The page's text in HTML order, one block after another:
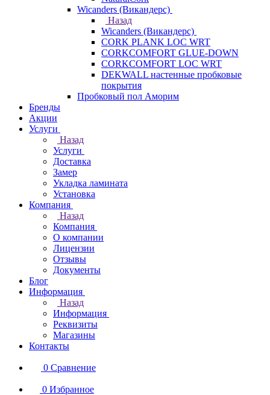
Wicanders (Викандерс)
Назад
Wicanders (Викандерс)
CORK PLANK LOC WRT
CORKCOMFORT GLUE-DOWN
CORKCOMFORT LOC WRT
DEKWALL настенные пробковые
покрытия
Пробковый пол Аморим
Бренды
Акции
Услуги
Назад
Услуги
Доставка
Замер
Укладка ламината
Установка
Компания
Назад
Компания
О компании
Лицензии
Отзывы
Документы
Блог
Информация
Назад
Информация
Реквизиты
Магазины
Контакты
0 Сравнение
0 Избранное